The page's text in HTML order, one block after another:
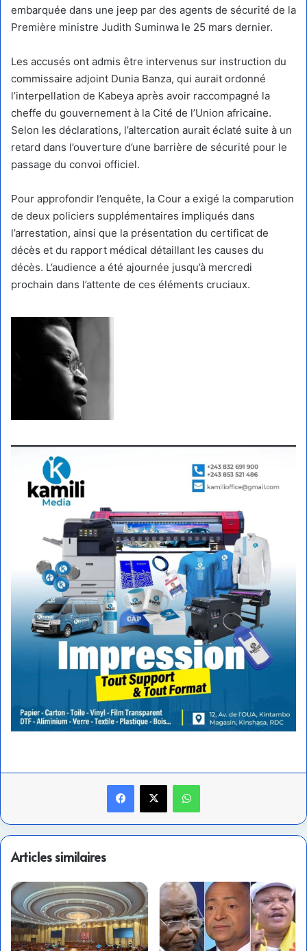
embarquée dans une jeep par des agents de sécurité de la
Première ministre Judith Suminwa le 25 mars dernier.
Les accusés ont admis être intervenus sur instruction du
commissaire adjoint Dunia Banza, qui aurait ordonné
l’interpellation de Kabeya après avoir raccompagné la
cheffe du gouvernement à la Cité de l’Union africaine.
Selon les déclarations, l’altercation aurait éclaté suite à un
retard dans l’ouverture d’une barrière de sécurité pour le
passage du convoi officiel.
Pour approfondir l’enquête, la Cour a exigé la comparution
de deux policiers supplémentaires impliqués dans
l’arrestation, ainsi que la présentation du certificat de
décès et du rapport médical détaillant les causes du
décès. L’audience a été ajournée jusqu’à mercredi
prochain dans l’attente de ces éléments cruciaux.
Facebook
X WhatsApp
Articles similaires